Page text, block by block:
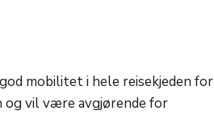
mobilitet i hele reisekjeden for
og vil være avgjørende for